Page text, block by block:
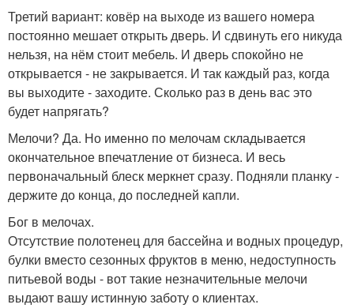
Третий вариант: ковёр на выходе из вашего номера
постоянно мешает открыть дверь. И сдвинуть его никуда
нельзя, на нём стоит мебель. И дверь спокойно не
открывается - не закрывается. И так каждый раз, когда
вы выходите - заходите. Сколько раз в день вас это
будет напрягать?
Мелочи? Да. Но именно по мелочам складывается
окончательное впечатление от бизнеса. И весь
первоначальный блеск меркнет сразу. Подняли планку -
держите до конца, до последней капли.
Бог в мелочах.
Отсутствие полотенец для бассейна и водных процедур,
булки вместо сезонных фруктов в меню, недоступность
питьевой воды - вот такие незначительные мелочи
выдают вашу истинную заботу о клиентах.